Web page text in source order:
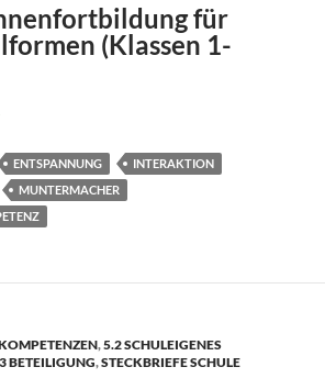
für
(Klassen 1-
im Unterricht
ENTSPANNUNG
INTERAKTION
MUNTERMACHER
,5.2 SCHULEIGENES
BETEILIGUNG,STECKBRIEFE SCHULE